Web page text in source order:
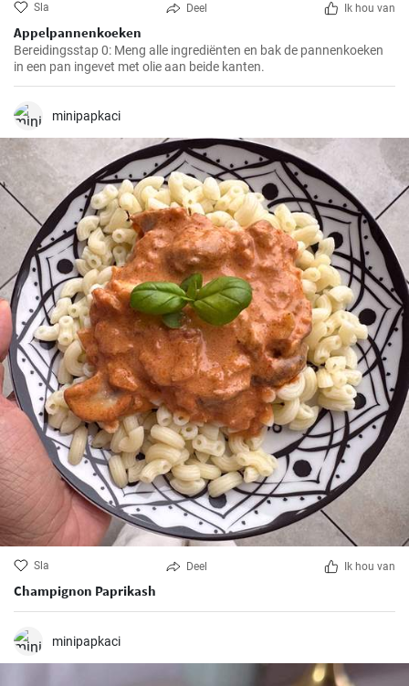
Sla Deel Ik hou van
Appelpannenkoeken
Bereidingsstap 0: Meng alle ingrediënten en bak de pannenkoeken
in een pan ingevet met olie aan beide kanten.
minipapkaci
Sla Deel Ik hou van
Champignon Paprikash
minipapkaci